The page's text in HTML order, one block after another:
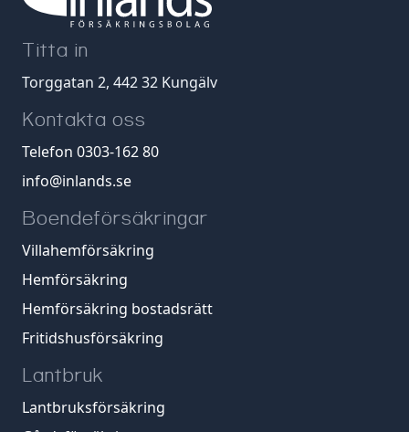
Titta in
Torggatan 2, 442 32 Kungälv
Kontakta oss
Telefon 0303-162 80
info@inlands.se
Boendeförsäkringar
Villahemförsäkring
Hemförsäkring
Hemförsäkring bostadsrätt
Fritidshusförsäkring
Lantbruk
Lantbruksförsäkring